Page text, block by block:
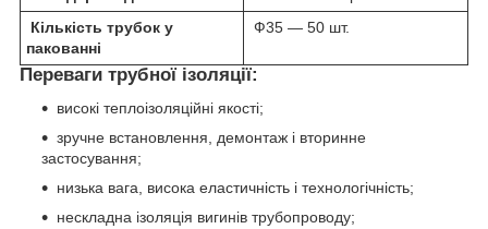
Кількість трубок у
пакованні
Ф35 — 50 шт.
Переваги трубної ізоляції:
високі теплоізоляційні якості;
зручне встановлення, демонтаж і вторинне
застосування;
низька вага, висока еластичність і технологічність;
нескладна ізоляція вигинів трубопроводу;